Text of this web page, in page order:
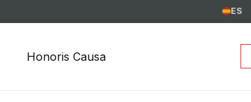
ES
Honoris Causa